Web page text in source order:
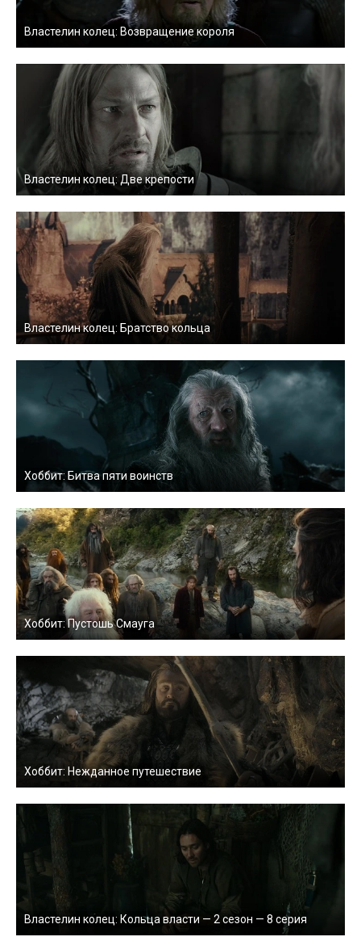
Властелин колец: Возвращение короля
Властелин колец: Две крепости
Властелин колец: Братство кольца
Хоббит: Битва пяти воинств
Хоббит: Пустошь Смауга
Хоббит: Нежданное путешествие
Властелин колец: Кольца власти — 2 сезон — 8 серия